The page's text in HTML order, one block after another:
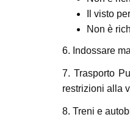
Il visto
Non è
6. Indossare
7. Trasporto
restrizioni alla
8. Treni e